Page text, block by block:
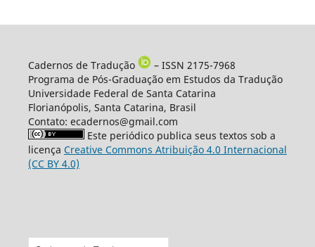
Cadernos de Tradução
– ISSN 2175-7968
Programa de Pós-Graduação em Estudos da Tradução
Universidade Federal de Santa Catarina
Florianópolis, Santa Catarina, Brasil
Contato: ecadernos@gmail.com
Este periódico publica seus textos sob a
licença Creative Commons Atribuição 4.0 Internacional
(CC BY 4.0)